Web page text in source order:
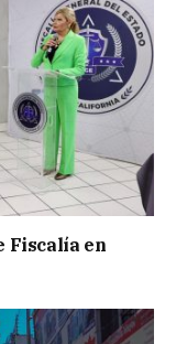
Fiscalía en